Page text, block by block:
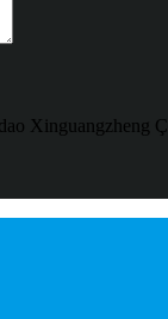
Xinguangzheng